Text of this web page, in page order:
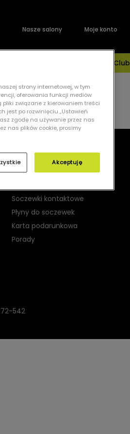
Nasze salony Moje konto
Grand Optical Club
PRODUKTY
Okulary korekcyjne
Soczewki kontaktowe
Płyny do soczewek
Karta podarunkowa
Porady
72-542
strony internetowej, w tym
oferowania funkcji mediów
związane z kierowaniem treści
jest po rozwinięciu „Ustawień
zgodę na używanie przez nas
nas plików cookie, prosimy
Akceptuję